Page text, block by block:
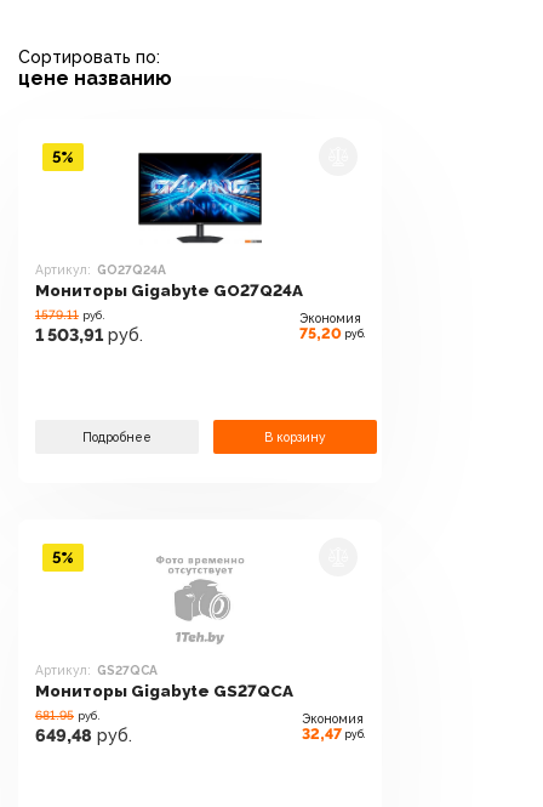
Сортировать по:
цене названию
Артикул: GO27Q24A
Мониторы Gigabyte GO27Q24A
1579.11 руб.
1 503,91 руб.
Экономия
75,20 руб.
Подробнее В корзину
5%
Артикул: GS27QCA
Мониторы Gigabyte GS27QCA
681.95 руб.
649,48 руб.
Экономия
32,47 руб.
5%